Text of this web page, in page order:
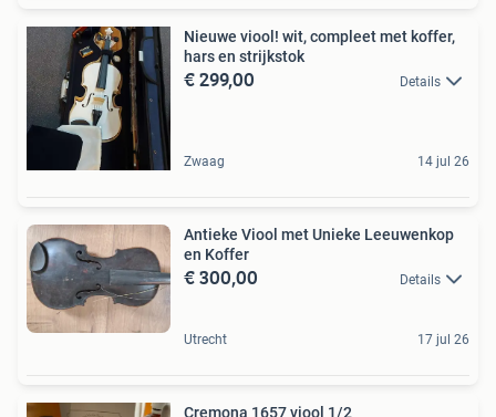
Nieuwe viool! wit, compleet met koffer,
hars en strijkstok
€ 299,00 Details
Zwaag 14 jul 26
Antieke Viool met Unieke Leeuwenkop
en Koffer
€ 300,00 Details
Utrecht 17 jul 26
Cremona 1657 viool 1/2